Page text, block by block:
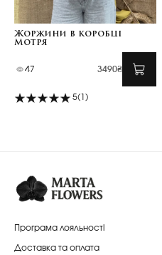
Жоржини в коробці
Мотря
47 3490₴
5(1)
Програма лояльності
Доставка та оплата